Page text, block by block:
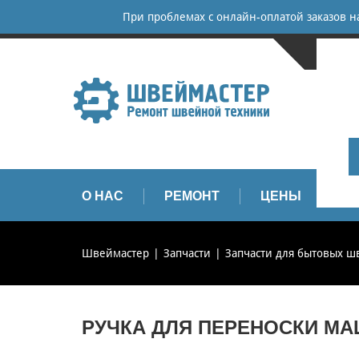
При проблемах с онлайн-оплатой заказов
О НАС РЕМОНТ ЦЕНЫ
Швеймастер Запчасти Запчасти для бытовых
РУЧКА ДЛЯ ПЕРЕНОСКИ